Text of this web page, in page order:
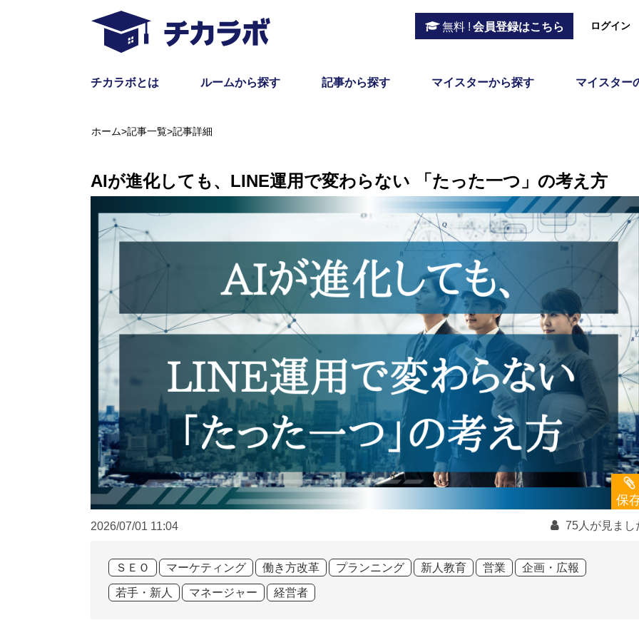
無料 ! 会員登録はこちら ログイン
チカラボとは ルームから探す 記事から探す マイスターから探す マイスター
ホーム>記事一覧>記事詳細
AIが進化しても、LINE運用で変わらない 「たった一つ」の考え方
保
2026/07/01 11:04 75人が見まし
ＳＥＯ マーケティング 働き方改革 プランニング 新人教育 営業 企画・広報
若手・新人 マネージャー 経営者